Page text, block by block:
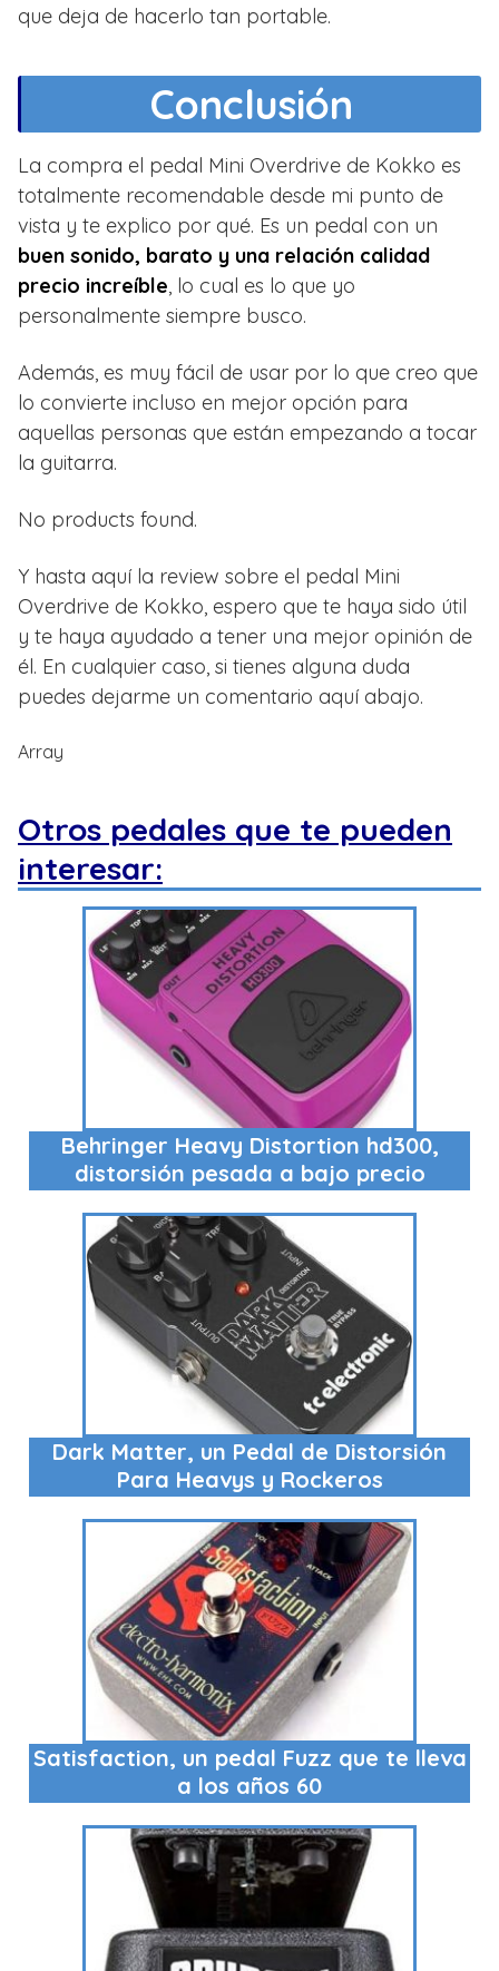
que deja de hacerlo tan portable.
Conclusión
La compra el pedal Mini Overdrive de Kokko es
totalmente recomendable desde mi punto de
vista y te explico por qué. Es un pedal con un
buen sonido, barato y una relación calidad
precio increíble, lo cual es lo que yo
personalmente siempre busco.
Además, es muy fácil de usar por lo que creo que
lo convierte incluso en mejor opción para
aquellas personas que están empezando a tocar
la guitarra.
No products found.
Y hasta aquí la review sobre el pedal Mini
Overdrive de Kokko, espero que te haya sido útil
y te haya ayudado a tener una mejor opinión de
él. En cualquier caso, si tienes alguna duda
puedes dejarme un comentario aquí abajo.
Array
Otros pedales que te pueden
interesar:
Behringer Heavy Distortion hd300,
distorsión pesada a bajo precio
Dark Matter, un Pedal de Distorsión
Para Heavys y Rockeros
Satisfaction, un pedal Fuzz que te lleva
a los años 60